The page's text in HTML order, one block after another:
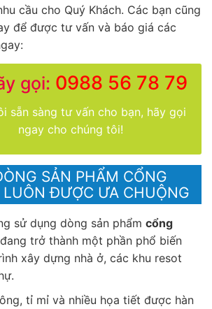
cầu cho Quý Khách. Các bạn cũng
để được tư vấn và báo giá các
gọi: 0988 56 78 79
sẵn sàng tư vấn cho bạn, hãy gọi
ngay cho chúng tôi!
SẢN PHẨM CỔNG
ĐƯỢC ƯA CHUỘNG
sử dụng dòng sản phẩm cổng
trở thành một phần phổ biến
xây dựng nhà ở, các khu resot
tỉ mỉ và nhiều họa tiết được hàn